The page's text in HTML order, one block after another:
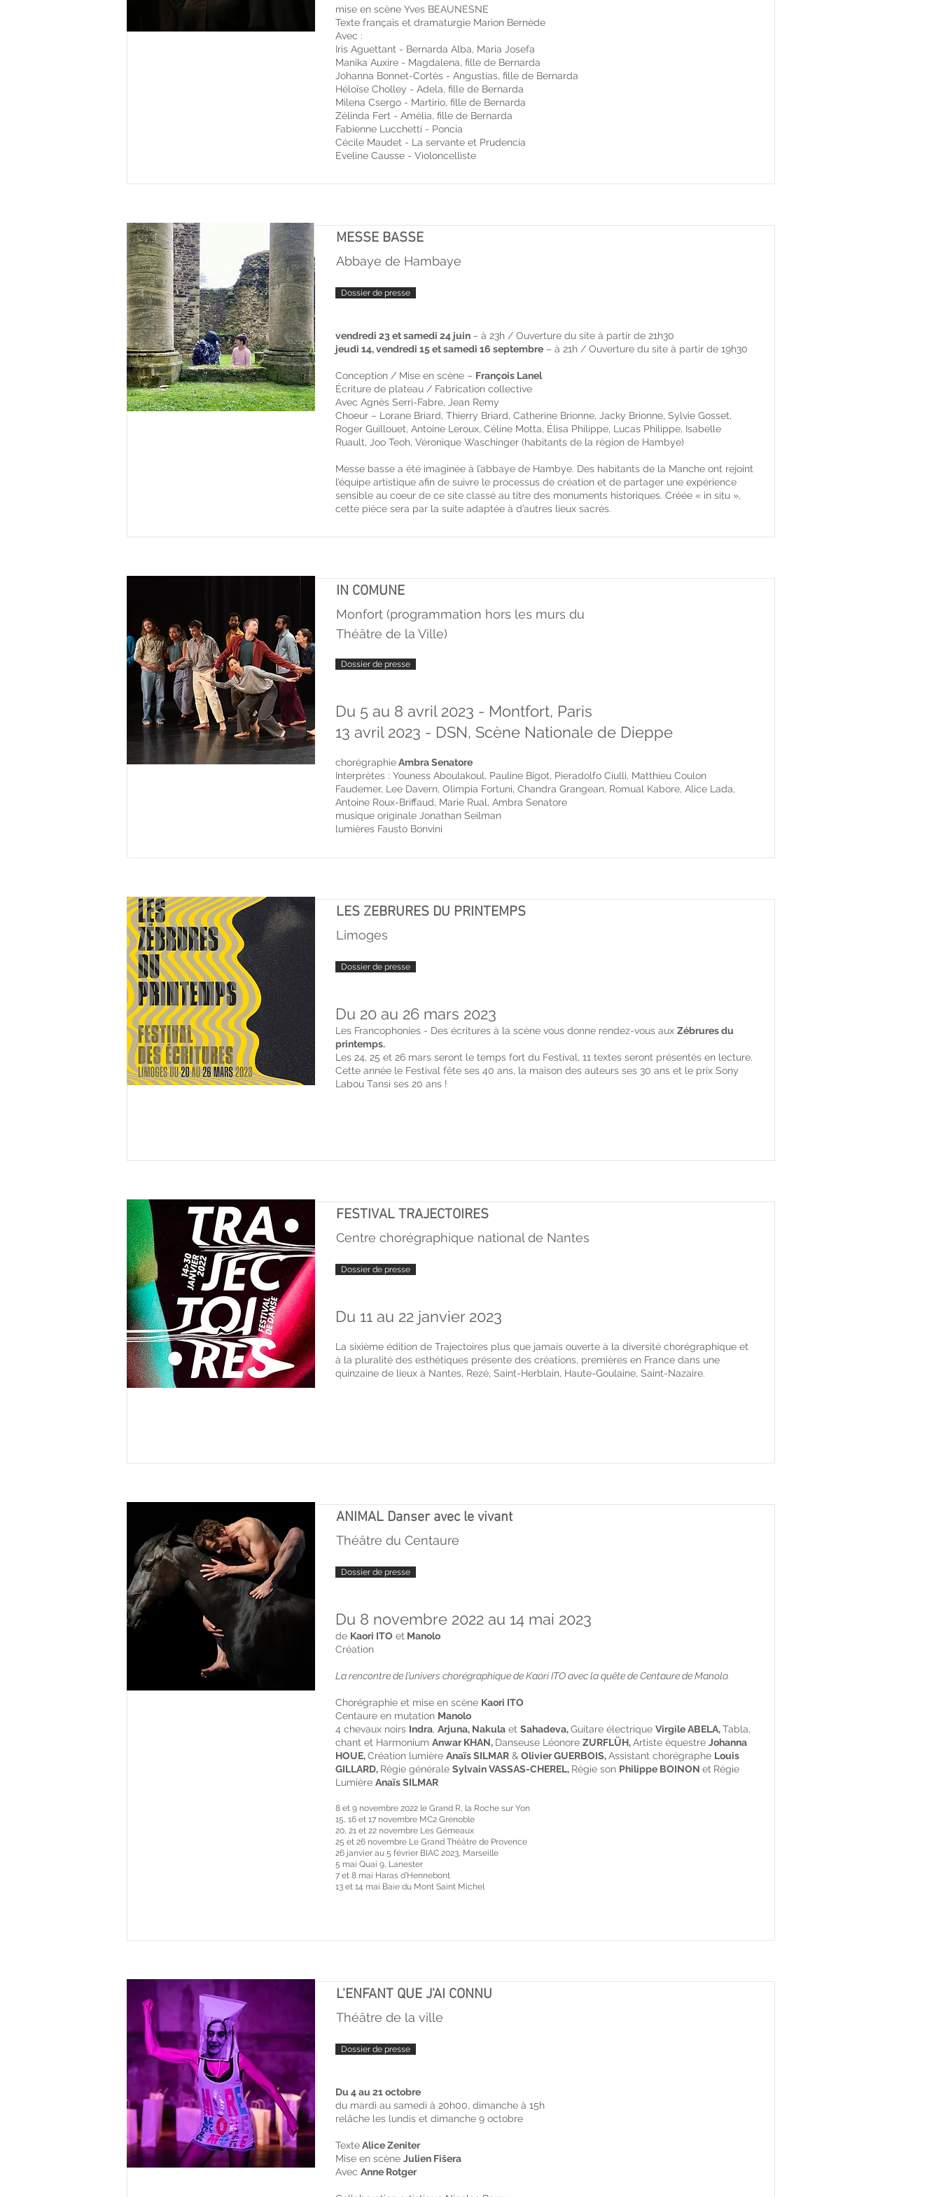
mise en scène Yves BEAUNESNE
Texte français et dramaturgie Marion Bernède
Avec :
Iris Aguettant - Bernarda Alba, Maria Josefa
Manika Auxire - Magdalena, fille de Bernarda
Johanna Bonnet-Cortès - Angustias, fille de Bernarda
Héloïse Cholley - Adela, fille de Bernarda
Milena Csergo - Martirio, fille de Bernarda
Zélinda Fert - Amélia, fille de Bernarda
Fabienne Lucchetti - Poncia
Cécile Maudet - La servante et Prudencia
Eveline Causse - Violoncelliste
MESSE BASSE
Abbaye de Hambaye
Dossier de presse
vendredi 23 et samedi 24 juin – à 23h / Ouverture du site à partir de 21h30
jeudi 14, vendredi 15 et samedi 16 septembre – à 21h / Ouverture du site à partir de 19h30
Conception / Mise en scène – François Lanel
Écriture de plateau / Fabrication collective
Avec Agnès Serri-Fabre, Jean Remy
Choeur – Lorane Briard, Thierry Briard, Catherine Brionne, Jacky Brionne, Sylvie Gosset,
Roger Guillouet, Antoine Leroux, Céline Motta, Élisa Philippe, Lucas Philippe, Isabelle
Ruault, Joo Teoh, Véronique Waschinger (habitants de la région de Hambye)
Messe basse a été imaginée à l’abbaye de Hambye. Des habitants de la Manche ont rejoint
l’équipe artistique afin de suivre le processus de création et de partager une expérience
sensible au coeur de ce site classé au titre des monuments historiques. Créée « in situ »,
cette pièce sera par la suite adaptée à d’autres lieux sacrés.
IN COMUNE
Monfort (programmation hors les murs du
Théâtre de la Ville)
Dossier de presse
Du 5 au 8 avril 2023 - Montfort, Paris
13 avril 2023 - DSN, Scène Nationale de Dieppe
chorégraphieAmbra Senatore
Interprètes : Youness Aboulakoul, Pauline Bigot, Pieradolfo Ciulli, Matthieu Coulon
Faudemer, Lee Davern, Olimpia Fortuni, Chandra Grangean, Romual Kabore, Alice Lada,
Antoine Roux-Briffaud, Marie Rual, Ambra Senatore
musique originale Jonathan Seilman
lumières Fausto Bonvini
LES ZEBRURES DU PRINTEMPS
Limoges
Dossier de presse
Du 20 au 26 mars 2023
Les Francophonies - Des écritures à la scène vous donne rendez-vous aux Zébrures du
printemps.
Les 24, 25 et 26 mars seront le temps fort du Festival, 11 textes seront présentés en lecture.
Cette année le Festival fête ses 40 ans, la maison des auteurs ses 30 ans et le prix Sony
Labou Tansi ses 20 ans !
FESTIVAL TRAJECTOIRES
Centre chorégraphique national de Nantes
Dossier de presse
Du 11 au 22 janvier 2023
La sixième édition de Trajectoires plus que jamais ouverte à la diversité chorégraphique et
à la pluralité des esthétiques présente des créations, premières en France dans une
quinzaine de lieux à Nantes, Rezé, Saint-Herblain, Haute-Goulaine, Saint-Nazaire.
ANIMAL Danser avec le vivant
Théâtre du Centaure
Dossier de presse
Du 8 novembre 2022 au 14 mai 2023
de Kaori ITO et Manolo
Création
La rencontre de l’univers chorégraphique de Kaori ITO avec la quête de Centaure de Manolo.
Chorégraphie et mise en scène Kaori ITO
Centaure en mutation Manolo
4 chevaux noirs Indra, Arjuna, Nakula et Sahadeva,Guitare électrique Virgile ABELA,Tabla,
chant et Harmonium Anwar KHAN, Danseuse Léonore ZURFLÜH,Artiste équestre Johanna
HOUE,Création lumière Anaïs SILMAR & Olivier GUERBOIS,Assistant chorégraphe Louis
GILLARD, Régie générale Sylvain VASSAS-CHEREL, Régie son Philippe BOINON et Régie
Lumière Anaïs SILMAR
8 et 9 novembre 2022 le Grand R, la Roche sur Yon
15, 16 et 17 novembre MC2 Grenoble
20, 21 et 22 novembre Les Gémeaux
25 et 26 novembre Le Grand Théâtre de Provence
26 janvier au 5 février BIAC 2023, Marseille
5 mai Quai 9, Lanester
7 et 8 mai Haras d’Hennebont
13 et 14 mai Baie du Mont Saint Michel
L'ENFANT QUE J'AI CONNU
Théâtre de la ville
Dossier de presse
Du 4 au 21 octobre
du mardi au samedi à 20h00, dimanche à 15h
relâche les lundis et dimanche 9 octobre
TexteAlice Zeniter
Mise en scène Julien Fišera
Avec Anne Rotger